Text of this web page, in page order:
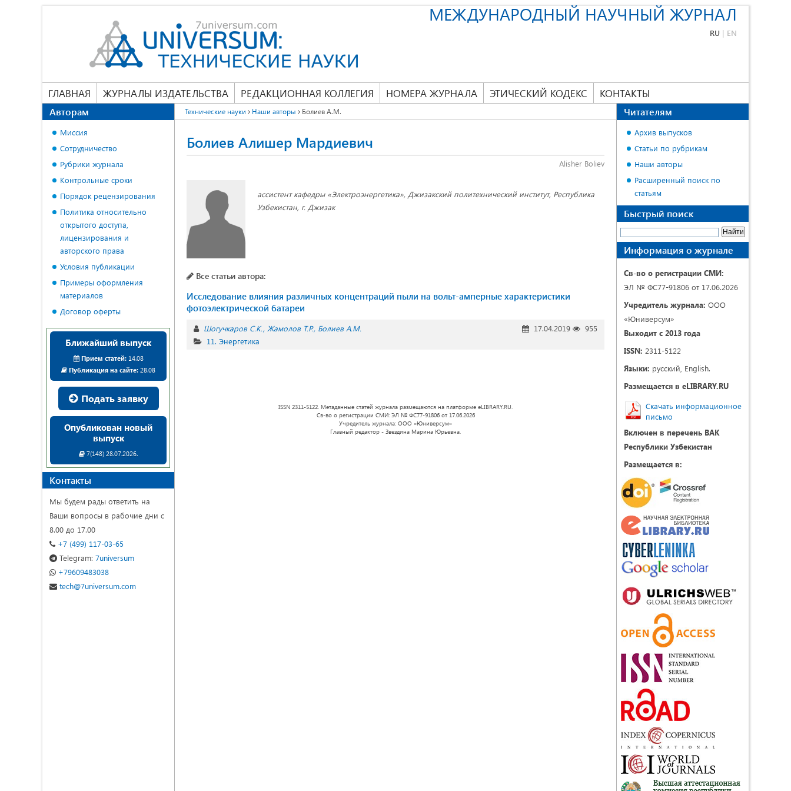
МЕЖДУНАРОДНЫЙ НАУЧНЫЙ ЖУРНАЛ
RU | EN
ГЛАВНАЯ ЖУРНАЛЫ ИЗДАТЕЛЬСТВА РЕДАКЦИОННАЯ КОЛЛЕГИЯ НОМЕРА ЖУРНАЛА ЭТИЧЕСКИЙ КОДЕКС КОНТАКТЫ
Технические науки Наши авторы Болиев А.М.
Болиев Алишер Мардиевич
Alisher Boliev
ассистент кафедры «Электроэнергетика», Джизакский политехнический институт, Республика
Узбекистан, г. Джизак
Все статьи автора:
Исследование влияния различных концентраций пыли на вольт-амперные характеристики
фотоэлектрической батареи
Шогучкаров С.К. Жамолов Т.Р. Болиев А.М. 17.04.2019
955
11. Энергетика
ISSN 2311-5122. Метаданные статей журнала размещаются на платформе eLIBRARY.RU.
Св-во о регистрации СМИ: ЭЛ № ФС77-91806 от 17.06.2026
Учредитель журнала: ООО «Юниверсум»
Главный редактор - Звездина Марина Юрьевна.
Авторам
Миссия
Сотрудничество
Рубрики журнала
Контрольные сроки
Порядок рецензирования
Политика относительно
открытого доступа,
лицензирования и
авторского права
Условия публикации
Примеры оформления
материалов
Договор оферты
Ближайший выпуск
Прием статей:14.08
Публикация на сайте: 28.08
Подать заявку
Опубликован новый
выпуск
7(148) 28.07.2026.
Контакты
Мы будем рады ответить на
Ваши вопросы в рабочие дни с
8.00 до 17.00
+7 (499) 117-03-65
Telegram: 7universum
+79609483038
tech@7universum.com
Читателям
Архив выпусков
Статьи по рубрикам
Наши авторы
Расширенный поиск по
статьям
Быстрый поиск
Информация о журнале
Св-во о регистрации СМИ:
ЭЛ № ФС77-91806 от 17.06.2026
Учредитель журнала: ООО
«Юниверсум»
Выходит с 2013 года
ISSN: 2311-5122
Языки: русский, English.
Размещается в eLIBRARY.RU
Скачать информационное
письмо
Включен в перечень ВАК
Республики Узбекистан
Размещается в: